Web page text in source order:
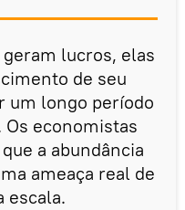
lucros, elas
de seu
um longo período
Os economistas
a abundância
ameaça real de
escala.